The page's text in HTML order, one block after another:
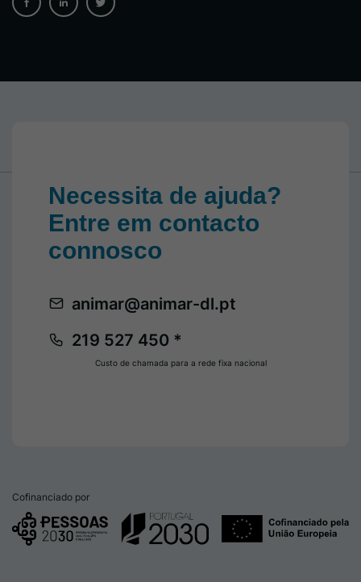
Necessita de ajuda?
Entre em contacto
connosco
219 527 450 *
animar@animar-dl.pt
Custo de chamada para a rede fixa nacional
Cofinanciado por